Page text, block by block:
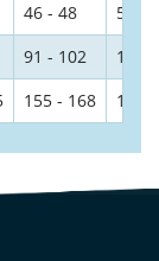
46 - 48
50 -
91 - 102
103
155 - 168 168